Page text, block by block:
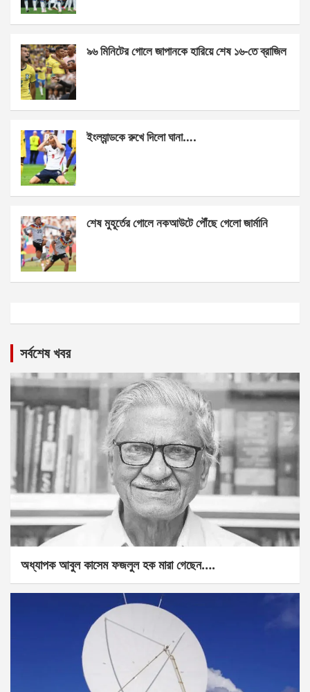
o
k
er
p
৯৬ মিনিটের গোলে জাপানকে হারিয়ে শেষ ১৬-তে ব্রাজিল
ইংল্যান্ডকে রুখে দিলো ঘানা….
শেষ মুহূর্তের গোলে নকআউটে পৌঁছে গেলো জার্মানি
সর্বশেষ খবর
অধ্যাপক আবুল কাসেম ফজলুল হক মারা গেছেন….